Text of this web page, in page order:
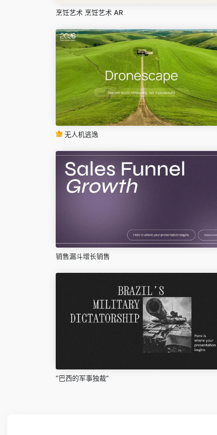
烹饪艺术 烹饪艺术 AR
无人机逃逸
销售漏斗增长销售
“巴西的军事独裁”